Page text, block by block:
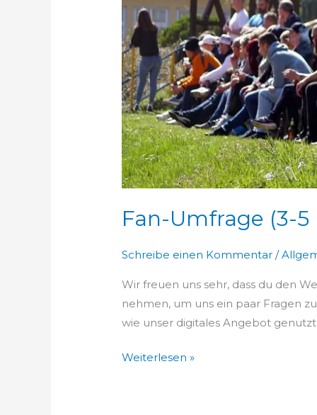
Fan-Umfrage (3-
Schreibe einen Kommentar /
Wir freuen uns sehr, dass du den
nehmen, um uns ein paar Fragen
wie unser digitales Angebot
Minuten)
Weiterlesen »